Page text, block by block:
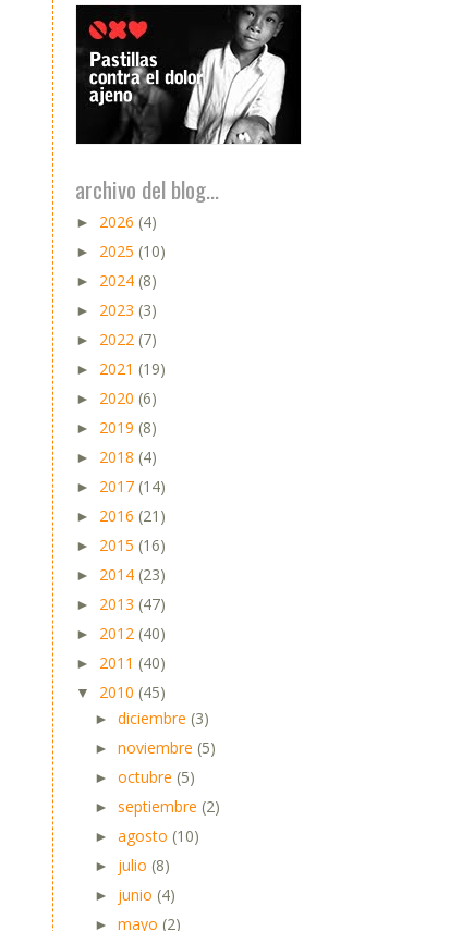
archivo del blog...
► 2026 (4)
► 2025 (10)
► 2024 (8)
► 2023 (3)
► 2022 (7)
► 2021 (19)
► 2020 (6)
► 2019 (8)
► 2018 (4)
► 2017 (14)
► 2016 (21)
► 2015 (16)
► 2014 (23)
► 2013 (47)
► 2012 (40)
► 2011 (40)
▼ 2010 (45)
► diciembre (3)
► noviembre (5)
► octubre (5)
► septiembre (2)
► agosto (10)
► julio (8)
► junio (4)
► mayo (2)